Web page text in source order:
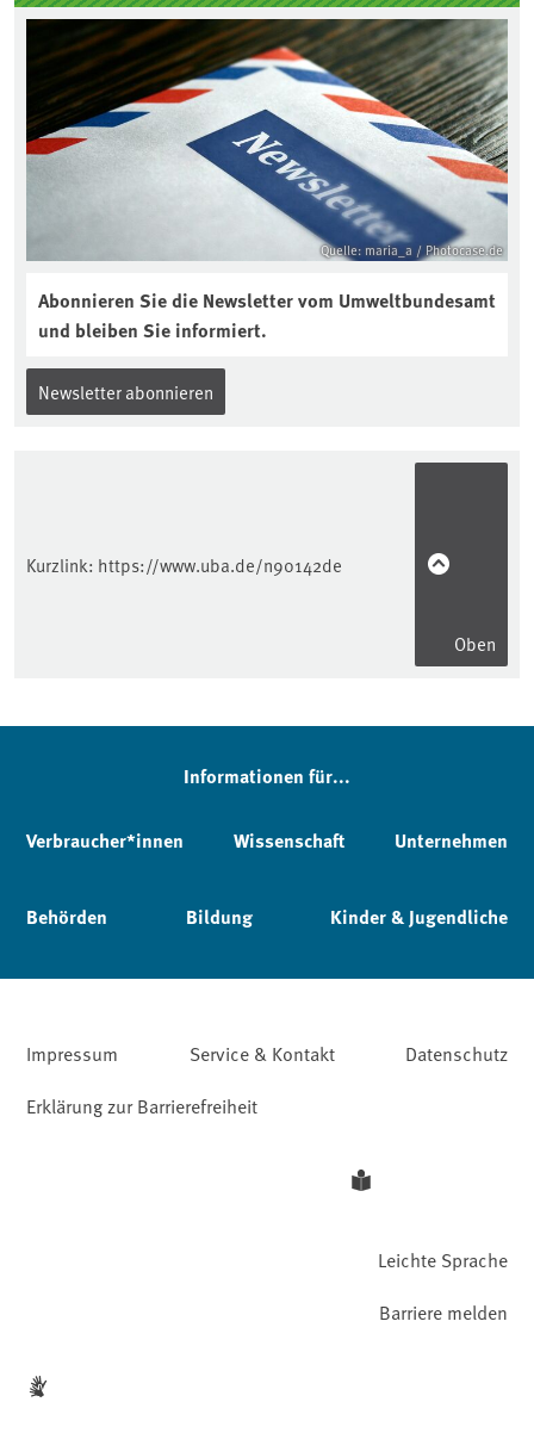
Quelle: maria_a / Photocase.de
Abonnieren Sie die Newsletter vom Umweltbundesamt
und bleiben Sie informiert.
Newsletter abonnieren
Kurzlink: https://www.uba.de/n90142de
Oben
Informationen für...
Verbraucher*innen Wissenschaft Unternehmen
Behörden Bildung Kinder & Jugendliche
Impressum Service & Kontakt
Datenschutz
Erklärung zur Barrierefreiheit
Leichte Sprache
Barriere melden